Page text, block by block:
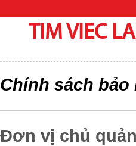
TIM VIEC
Chính sách bảo
Đơn vị chủ